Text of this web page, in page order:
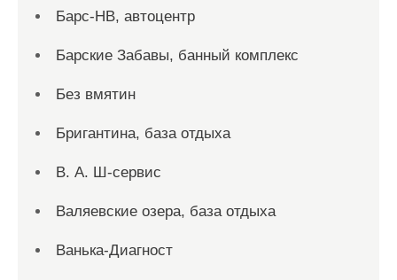
Барс-НВ, автоцентр
Барские Забавы, банный комплекс
Без вмятин
Бригантина, база отдыха
В. А. Ш-сервис
Валяевские озера, база отдыха
Ванька-Диагност